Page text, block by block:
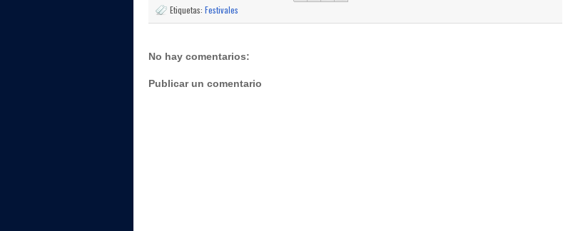
Etiquetas: Festivales
No hay comentarios:
Publicar un comentario